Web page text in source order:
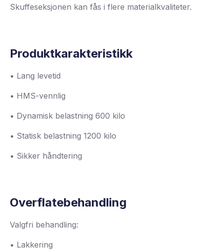
Skuffeseksjonen kan fås i flere materialkvaliteter.
Produktkarakteristikk
• Lang levetid
• HMS-vennlig
• Dynamisk belastning 600 kilo
• Statisk belastning 1200 kilo
• Sikker håndtering
Overflatebehandling
Valgfri behandling:
• Lakkering